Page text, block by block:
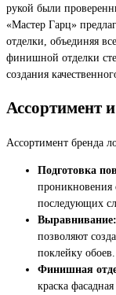
рукой были
«Мастер Гарц»
отделки, объединяя
финишной отделки
создания
Ассортимент
Ассортимент бренда
Подготовка
проникновения
последующих
Выравнивание:
позволяют
поклейку обоев.
Финишная
краска